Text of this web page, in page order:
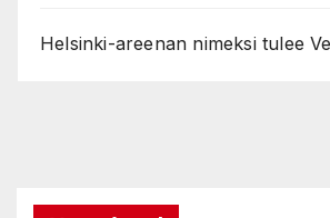
Helsinki-areenan nimeksi tulee